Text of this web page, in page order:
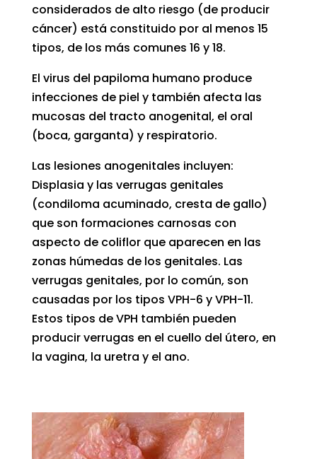
considerados de alto riesgo (de producir
cáncer) está constituido por al menos 15
tipos, de los más comunes 16 y 18.
El virus del papiloma humano produce
infecciones de piel y también afecta las
mucosas del tracto anogenital, el oral
(boca, garganta) y respiratorio.
Las lesiones anogenitales incluyen:
Displasia y las verrugas genitales
(condiloma acuminado, cresta de gallo)
que son formaciones carnosas con
aspecto de coliflor que aparecen en las
zonas húmedas de los genitales. Las
verrugas genitales, por lo común, son
causadas por los tipos VPH-6 y VPH-11.
Estos tipos de VPH también pueden
producir verrugas en el cuello del útero, en
la vagina, la uretra y el ano.